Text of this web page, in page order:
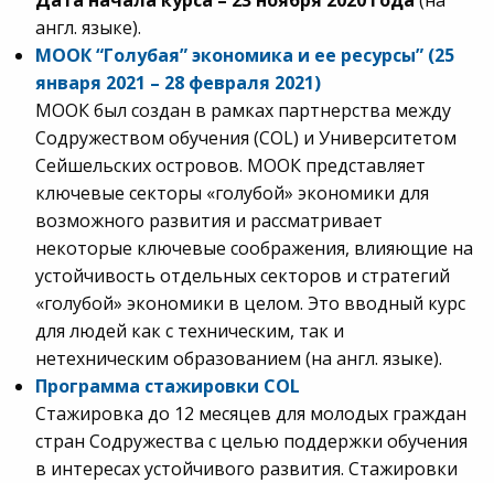
англ. языке).
МООК “Голубая” экономика и ее ресурсы” (25
января 2021 – 28 февраля 2021)
MOOК был создан в рамках партнерства между
Содружеством обучения (COL) и Университетом
Сейшельских островов. MOOК представляет
ключевые секторы «голубой» экономики для
возможного развития и рассматривает
некоторые ключевые соображения, влияющие на
устойчивость отдельных секторов и стратегий
«голубой» экономики в целом. Это вводный курс
для людей как с техническим, так и
нетехническим образованием (на англ. языке).
Программа стажировки COL
Стажировка до 12 месяцев для молодых граждан
стран Содружества с целью поддержки обучения
в интересах устойчивого развития. Стажировки